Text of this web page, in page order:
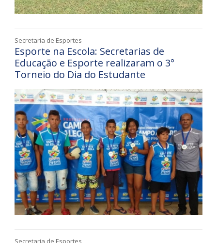
Secretaria de Esportes
Esporte na Escola: Secretarias de
Educação e Esporte realizaram o 3°
Torneio do Dia do Estudante
Secretaria de Esportes